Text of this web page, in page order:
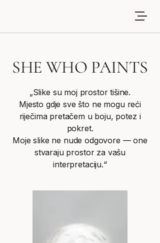
SHE WHO PAINTS
„Slike su moj prostor tišine.
Mjesto gdje sve što ne mogu reći
riječima pretačem u boju, potez i
pokret.
Moje slike ne nude odgovore — one
stvaraju prostor za vašu
interpretaciju.“